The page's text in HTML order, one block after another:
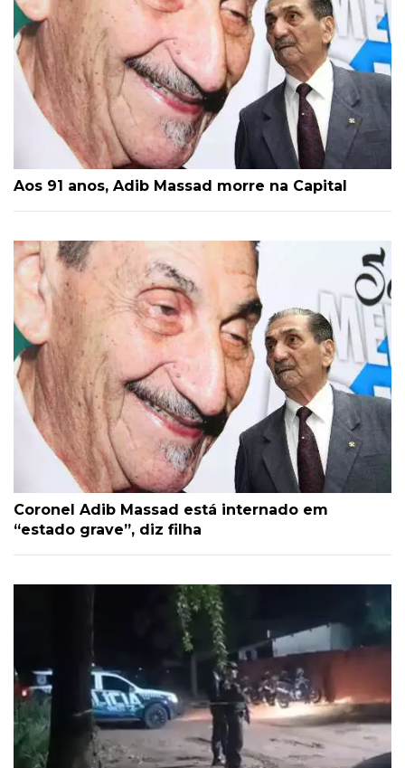
Aos 91 anos, Adib Massad morre na Capital
Coronel Adib Massad está internado em
“estado grave”, diz filha